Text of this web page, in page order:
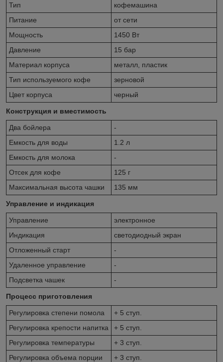
Тип
кофемашина
Питание
от сети
Мощность
1450 Вт
Давление
15 бар
Материал корпуса
металл, пластик
Тип используемого кофе
зерновой
Цвет корпуса
черный
Конструкция и вместимость
Два бойлера
-
Емкость для воды
1.2 л
Емкость для молока
-
Отсек для кофе
125 г
Максимальная высота чашки
135 мм
Управление и индикация
Управление
электронное
Индикация
светодиодный экран
Отложенный старт
-
Удаленное управление
-
Подсветка чашек
-
Процесс приготовления
Регулировка степени помола
+ 5 ступ.
Регулировка крепости напитка
+ 5 ступ.
Регулировка температуры
+ 3 ступ.
Регулировка объема порции
+ 3 ступ.